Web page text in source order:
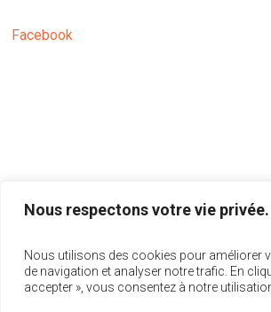
Nous respectons votre vie privée.
Nous utilisons des cookies pour améliorer
de navigation et analyser notre trafic. En
accepter », vous consentez à notre
Facebook
info@act-theatre.ca|1 866 348-